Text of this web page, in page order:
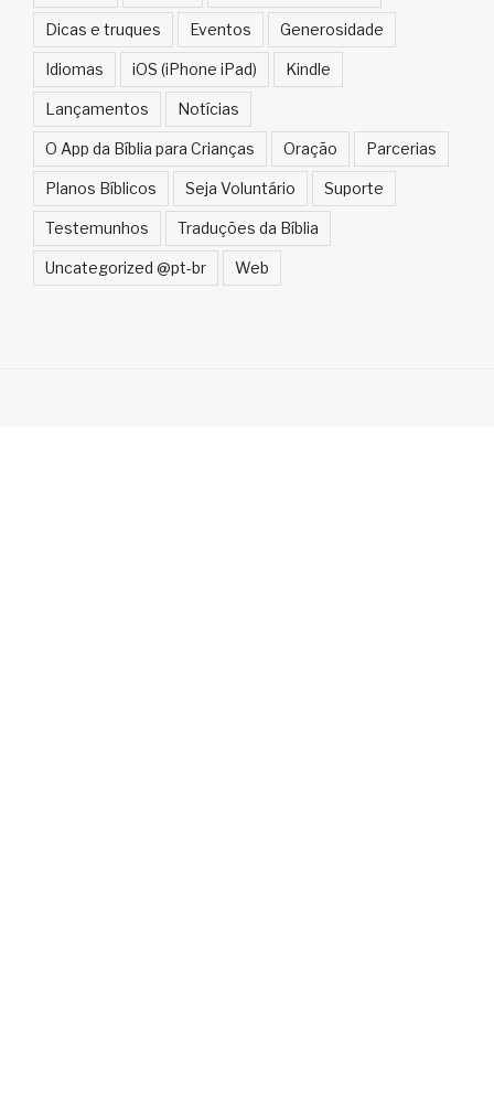
Dicas e truques Eventos Generosidade
Idiomas iOS (iPhone iPad) Kindle
Lançamentos Notícias
O App da Bíblia para Crianças Oração Parcerias
Planos Bíblicos Seja Voluntário Suporte
Testemunhos Traduções da Bíblia
Uncategorized @pt-br Web